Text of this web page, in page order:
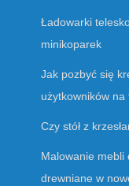
Ładowarki
minikoparek
Jak pozbyć się
użytkowników na
Czy stół z
Malowanie mebli
drewniane w